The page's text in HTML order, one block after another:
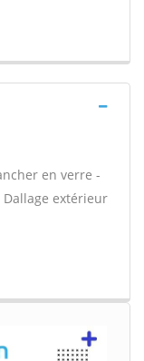
en verre -
extérieur